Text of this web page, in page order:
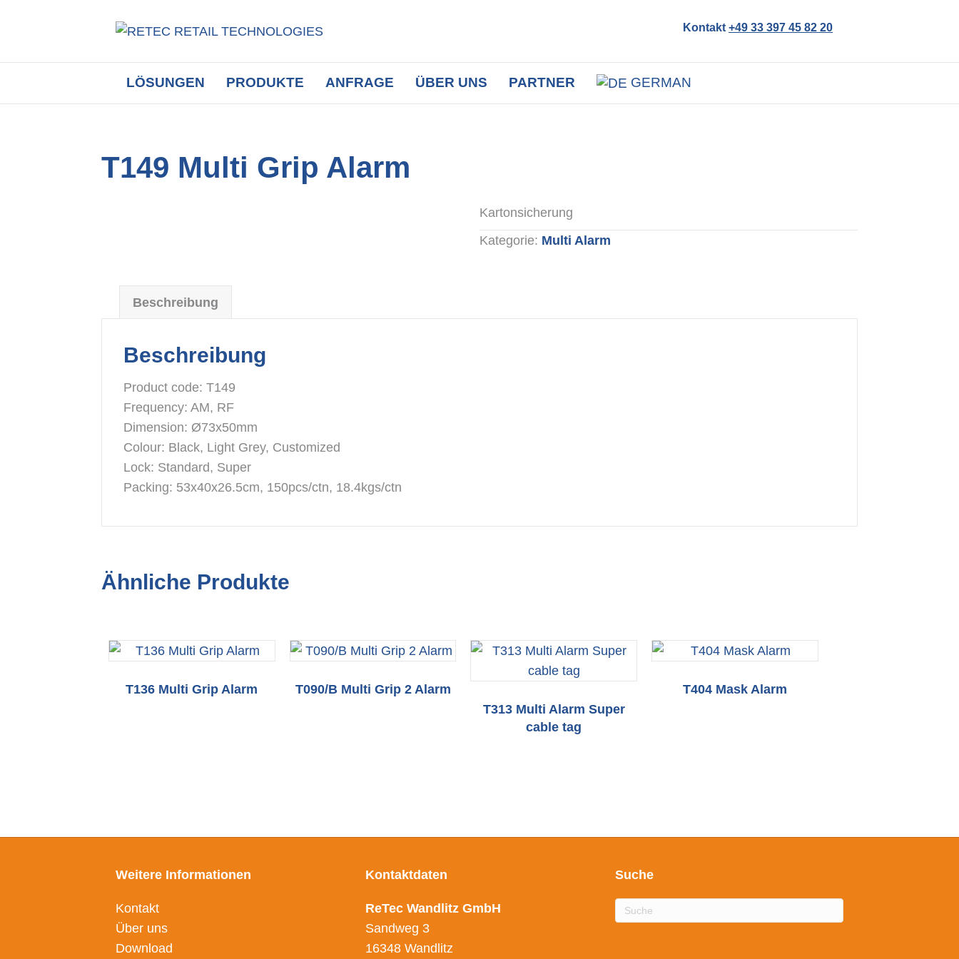
Kontakt +49 33 397 45 82 20
LÖSUNGEN PRODUKTE ANFRAGE ÜBER UNS PARTNER GERMAN
T149 Multi Grip Alarm
Kartonsicherung
Kategorie: Multi Alarm
Beschreibung
Beschreibung
Product code: T149
Frequency: AM, RF
Dimension: Ø73x50mm
Colour: Black, Light Grey, Customized
Lock: Standard, Super
Packing: 53x40x26.5cm, 150pcs/ctn, 18.4kgs/ctn
Ähnliche Produkte
T136 Multi Grip Alarm
T090/B Multi Grip 2 Alarm
T313 Multi Alarm Super
cable tag
T404 Mask Alarm
Weitere Informationen
Kontakt
Über uns
Download
Kontaktdaten
ReTec Wandlitz GmbH
Sandweg 3
16348 Wandlitz
Suche